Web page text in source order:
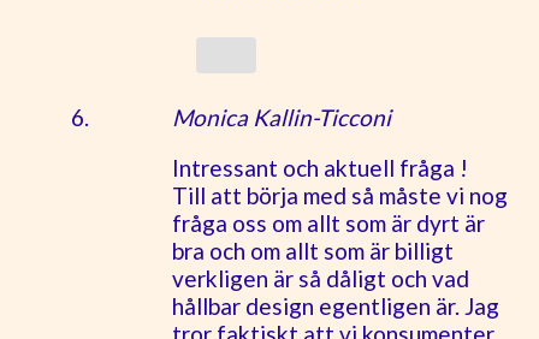
Monica Kallin-Ticconi
Intressant och aktuell fråga !
Till att börja med så måste vi nog
fråga oss om allt som är dyrt är
bra och om allt som är billigt
verkligen är så dåligt och vad
hållbar design egentligen är. Jag